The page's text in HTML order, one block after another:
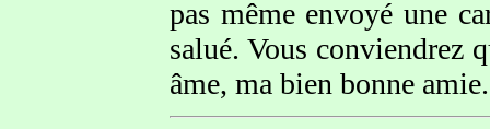
pas même envoyé une
salué. Vous conviendrez
âme, ma bien bonne amie.